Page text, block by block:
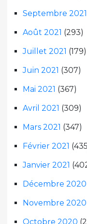
Septembre 2021
Août 2021 (293)
Juillet 2021 (179)
Juin 2021 (307)
Mai 2021 (367)
Avril 2021 (309)
Mars 2021 (347)
Février 2021
Janvier 2021
Décembre 2020
Novembre 2020
Octobre 2020